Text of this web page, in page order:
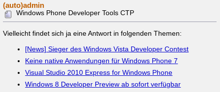
(auto)admin
Windows Phone Developer Tools CTP
Vielleicht findet sich ja eine Antwort in folgenden Themen:
[News] Sieger des Windows Vista Developer Contest
Keine native Anwendungen für Windows Phone 7
Visual Studio 2010 Express for Windows Phone
Windows 8 Developer Preview ab sofort verfügbar